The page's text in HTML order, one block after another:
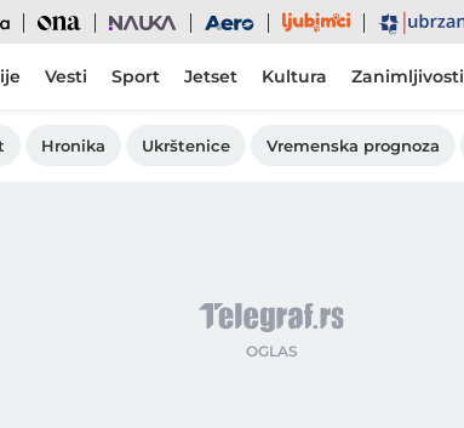
Ona Nauka Aero Ljubimci Ubrzanje
Vesti Sport Jetset Kultura Zanimljivosti
Hronika Ukrštenice Vremenska prognoza